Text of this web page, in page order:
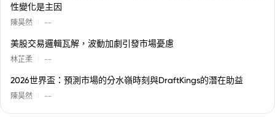
性變化是主因
陳昊然 --
美股交易邏輯瓦解，波動加劇引發市場憂慮
林芷柔 --
2026世界盃：預測市場的分水嶺時刻與DraftKings的潛在助益
陳昊然 --